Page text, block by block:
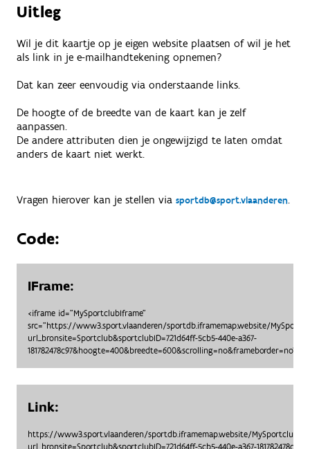
Uitleg
Wil je dit kaartje op je eigen website plaatsen of wil je het
als link in je e-mailhandtekening opnemen?
Dat kan zeer eenvoudig via onderstaande links.
De hoogte of de breedte van de kaart kan je zelf
aanpassen.
De andere attributen dien je ongewijzigd te laten omdat
anders de kaart niet werkt.
Vragen hierover kan je stellen via sportdb@sport.vlaanderen.
Code:
IFrame:
<iframe id="MySportclubIframe"
src="https://www3.sport.vlaanderen/sportdb.iframemap.website/
url_bronsite=Sportclub&sportclubID=721d64ff-5cb5-440e-a367-
181782478c97&hoogte=400&breedte=600&scrolling=no&frameborder=no">
Link:
https://www3.sport.vlaanderen/sportdb.iframemap.website/